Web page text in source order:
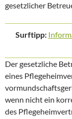
gesetzlicher
Surftipp:
Der gesetzliche
eines
wenn nicht ein
des